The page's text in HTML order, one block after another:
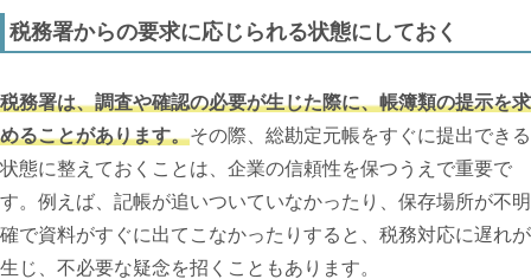
税務署からの要求に応じられる状態にしておく
税務署は、調査や確認の必要が生じた際に、帳簿類の提示を求
めることがあります。その際、総勘定元帳をすぐに提出できる
状態に整えておくことは、企業の信頼性を保つうえで重要で
す。例えば、記帳が追いついていなかったり、保存場所が不明
確で資料がすぐに出てこなかったりすると、税務対応に遅れが
生じ、不必要な疑念を招くこともあります。